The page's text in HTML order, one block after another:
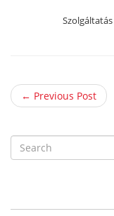
Szolgáltatás
← Previous Post